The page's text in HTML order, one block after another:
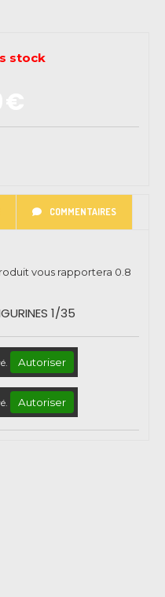
stock
COMMENTAIRES
vous rapportera 0.8
1/35
Autoriser
Autoriser